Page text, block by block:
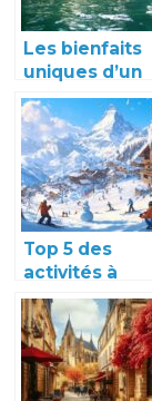
Les bienfaits
uniques d’un
séjour
thalasso à
Vichy pour
votre bien-
être
Top 5 des
activités à
faire en hiver
à Saint-Lary-
Soulan : Entre
thermalisme
et relaxation